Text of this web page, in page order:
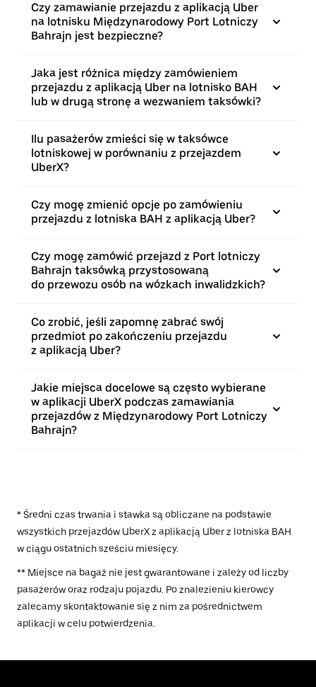
Czy zamawianie przejazdu z aplikacją Uber
na lotnisku Międzynarodowy Port Lotniczy
Bahrajn jest bezpieczne?
Jaka jest różnica między zamówieniem
przejazdu z aplikacją Uber na lotnisko BAH
lub w drugą stronę a wezwaniem taksówki?
Ilu pasażerów zmieści się w taksówce
lotniskowej w porównaniu z przejazdem
UberX?
Czy mogę zmienić opcje po zamówieniu
przejazdu z lotniska BAH z aplikacją Uber?
Czy mogę zamówić przejazd z Port lotniczy
Bahrajn taksówką przystosowaną
do przewozu osób na wózkach inwalidzkich?
Co zrobić, jeśli zapomnę zabrać swój
przedmiot po zakończeniu przejazdu
z aplikacją Uber?
Jakie miejsca docelowe są często wybierane
w aplikacji UberX podczas zamawiania
przejazdów z Międzynarodowy Port Lotniczy
Bahrajn?
* Średni czas trwania i stawka są obliczane na podstawie
wszystkich przejazdów UberX z aplikacją Uber z lotniska BAH
w ciągu ostatnich sześciu miesięcy.
** Miejsce na bagaż nie jest gwarantowane i zależy od liczby
pasażerów oraz rodzaju pojazdu. Po znalezieniu kierowcy
zalecamy skontaktowanie się z nim za pośrednictwem
aplikacji w celu potwierdzenia.